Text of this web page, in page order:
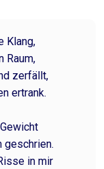
Klang,
Raum,
zerfällt,
ertrank.
geschrien.
in mir